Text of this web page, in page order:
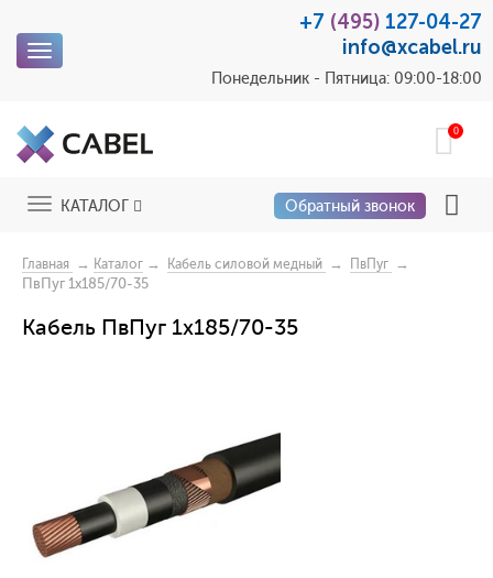
Toggle
+7 (495) 127-04-27
info@xcabel.ru
Понедельник - Пятница: 09:00-18:00
0
ToggleКАТАЛОГ Обратный звонок
Главная → Каталог → Кабель силовой медный → ПвПуг →
ПвПуг 1x185/70-35
Кабель ПвПуг 1x185/70-35